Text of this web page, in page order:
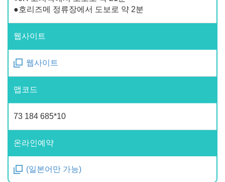
●호리즈메 정류장에서 도보로 약 2분
웹사이트
웹사이트
맵코드
73 184 685*10
온라인예약
(일본어만 가능)